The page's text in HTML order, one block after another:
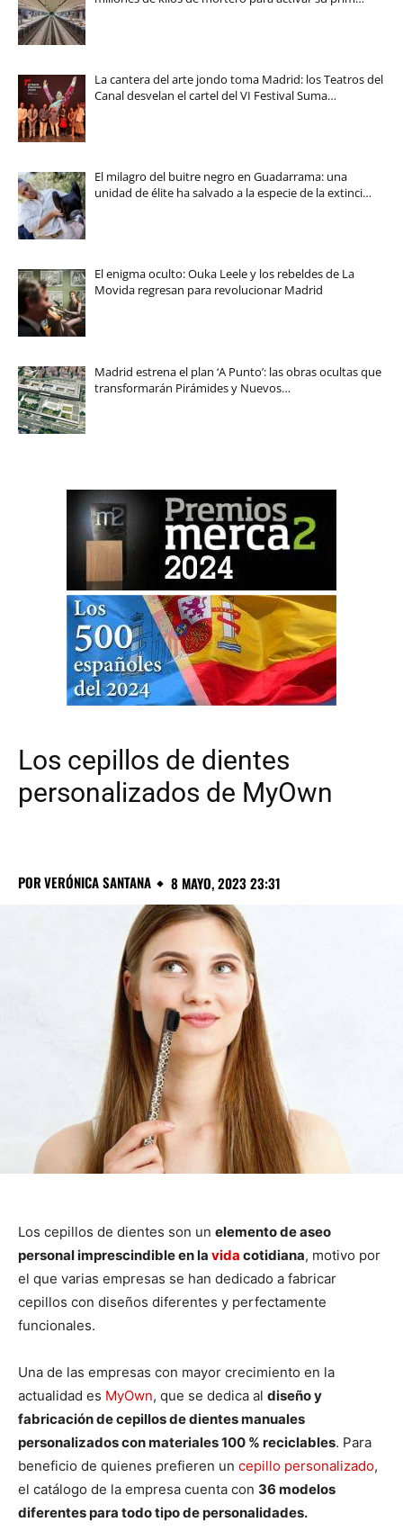
La cantera del arte jondo toma Madrid: los Teatros del
Canal desvelan el cartel del VI Festival Suma…
El milagro del buitre negro en Guadarrama: una
unidad de élite ha salvado a la especie de la extinci…
El enigma oculto: Ouka Leele y los rebeldes de La
Movida regresan para revolucionar Madrid
Madrid estrena el plan ‘A Punto’: las obras ocultas que
transformarán Pirámides y Nuevos…
Los cepillos de dientes
personalizados de MyOwn
PORVERÓNICA SANTANA 8 MAYO, 2023 23:31
Los cepillos de dientes son un elemento de aseo
personal imprescindible en la vida cotidiana, motivo por
el que varias empresas se han dedicado a fabricar
cepillos con diseños diferentes y perfectamente
funcionales.
Una de las empresas con mayor crecimiento en la
actualidad es MyOwn, que se dedica al diseño y
fabricación de cepillos de dientes manuales
personalizados con materiales 100 % reciclables. Para
beneficio de quienes prefieren un cepillo personalizado,
el catálogo de la empresa cuenta con 36 modelos
diferentes para todo tipo de personalidades.